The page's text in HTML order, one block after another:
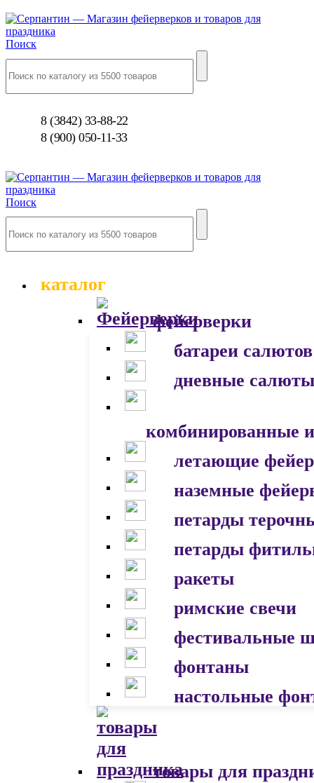
Поиск
8 (3842) 33-88-22
8 (900) 050-11-33
Поиск
каталог
фейерверки
батареи салютов
дневные салюты
комбинированные
летающие
наземные
петарды
петарды
ракеты
римские свечи
фестивальные
фонтаны
настольные
товары для